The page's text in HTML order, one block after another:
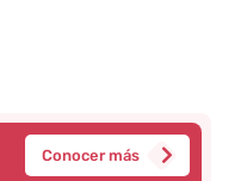
Conocer más